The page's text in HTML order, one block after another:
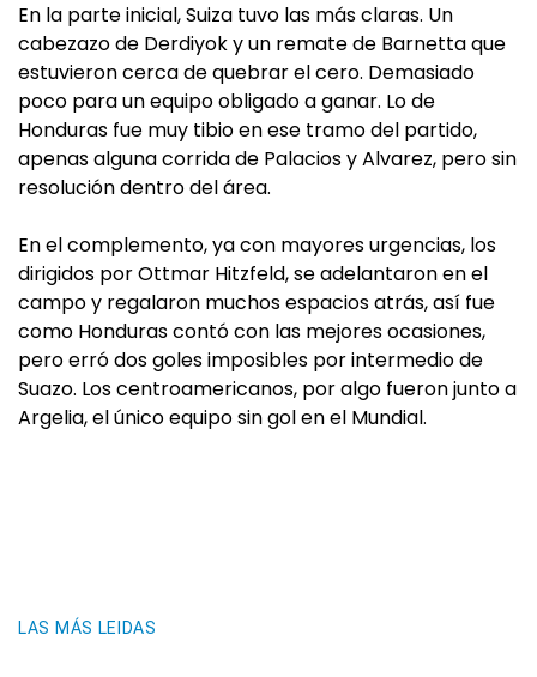
En la parte inicial, Suiza tuvo las más claras. Un
cabezazo de Derdiyok y un remate de Barnetta que
estuvieron cerca de quebrar el cero. Demasiado
poco para un equipo obligado a ganar. Lo de
Honduras fue muy tibio en ese tramo del partido,
apenas alguna corrida de Palacios y Alvarez, pero sin
resolución dentro del área.
En el complemento, ya con mayores urgencias, los
dirigidos por Ottmar Hitzfeld, se adelantaron en el
campo y regalaron muchos espacios atrás, así fue
como Honduras contó con las mejores ocasiones,
pero erró dos goles imposibles por intermedio de
Suazo. Los centroamericanos, por algo fueron junto a
Argelia, el único equipo sin gol en el Mundial.
LAS MÁS LEIDAS